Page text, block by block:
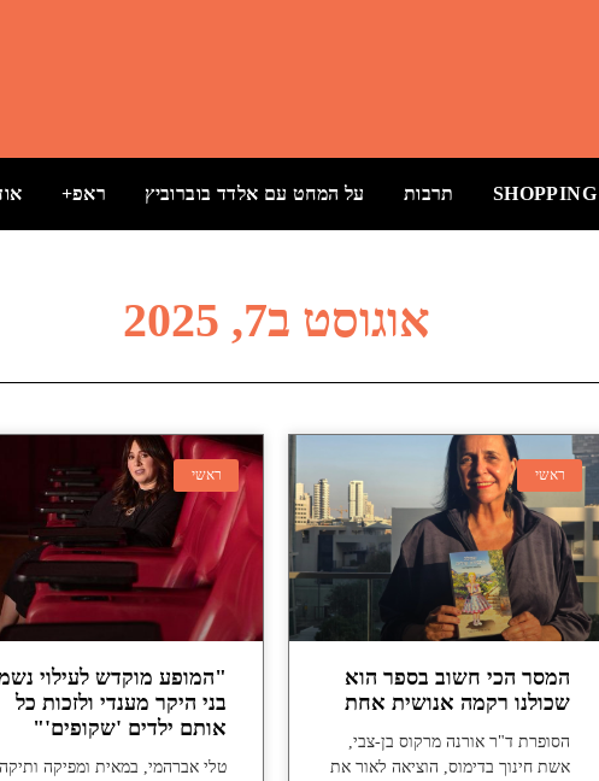
SHOPPING תרבות על המחט עם אלדד בוברוביץ ראפ+
אוגוסט ב7, 2025
ראשי
המסר הכי חשוב בספר הוא
שכולנו רקמה אנושית אחת
הסופרת ד"ר אורנה מרקוס בן-צבי,
אשת חינוך בדימוס, הוציאה לאור את
ראשי
"המופע מוקדש לעילוי
בני היקר מענדי ולזכות כל
אותם ילדים 'שקופים'"
טלי אברהמי, במאית ומפיקה ותיקה